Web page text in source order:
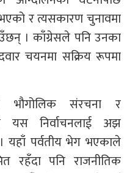
र त्यसकारण चुनावमा
। काँग्रेसले पनि उनका
चयनमा सक्रिय रूपमा
भौगोलिक संरचना र
यस निर्वाचनलाई अझ
यहाँ पर्वतीय भेग भएकाले
रहँदा पनि राजनीतिक